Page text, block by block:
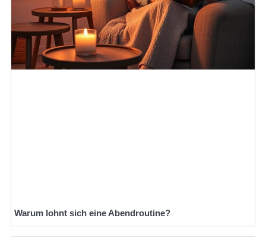
Warum lohnt sich eine Abendroutine?